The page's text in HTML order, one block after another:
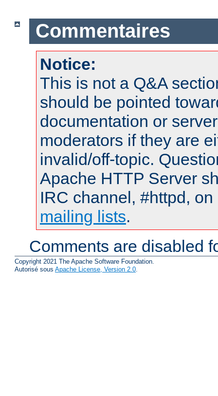
Commentaires
Notice:
This is not a Q&A
should be pointed
documentation or
moderators if they are
invalid/off-topic.
Apache HTTP Server
IRC channel, #httpd,
mailing lists.
Comments are disabled
Copyright 2021 The Apache Software Foundation.
Autorisé sous Apache License, Version 2.0